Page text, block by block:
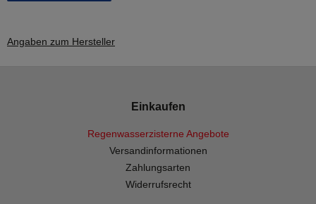
Angaben zum Hersteller
Einkaufen
Regenwasserzisterne Angebote
Versandinformationen
Zahlungsarten
Widerrufsrecht